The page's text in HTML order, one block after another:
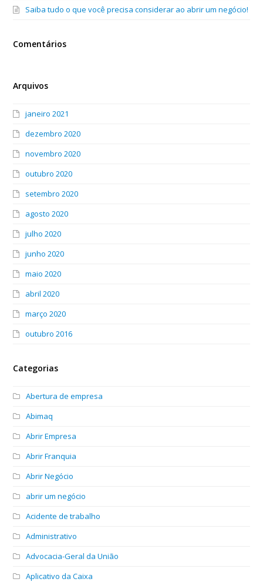
Saiba tudo o que você precisa considerar ao abrir um negócio!
Comentários
Arquivos
janeiro 2021
dezembro 2020
novembro 2020
outubro 2020
setembro 2020
agosto 2020
julho 2020
junho 2020
maio 2020
abril 2020
março 2020
outubro 2016
Categorias
Abertura de empresa
Abimaq
Abrir Empresa
Abrir Franquia
Abrir Negócio
abrir um negócio
Acidente de trabalho
Administrativo
Advocacia-Geral da União
Aplicativo da Caixa